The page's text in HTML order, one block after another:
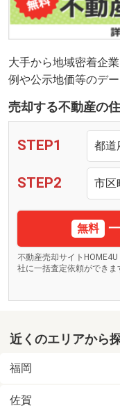
大手から地域密着企
例や公示地価等のデ
売却する不動産の
STEP1
STEP2
無料
不動産売却サイト
社に一括査定依頼ができま
近くのエリアから
福岡
佐賀